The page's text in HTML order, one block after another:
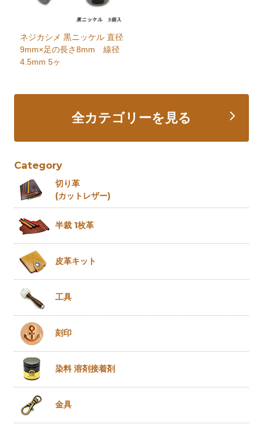
ネジカシメ 黒ニッケル 直径
9mm×足の長さ8mm 線径
4.5mm 5ヶ
全カテゴリーを見る
Category
切り革
(カットレザー)
半裁 1枚革
皮革キット
工具
刻印
染料 溶剤接着剤
金具